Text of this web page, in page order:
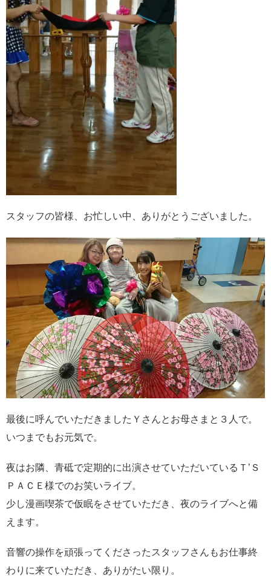
スタッフの皆様、お忙しい中、ありがとうございました。
最後に呼んでいただきましたＹさんとお母さまと３人で。
いつまでもお元気で。
夜はお隣、青砥で定期的に出演させていただいているＴ’Ｓ
ＰＡＣＥ様でのお笑いライブ。
少し漫画喫茶で仮眠をさせていただき、夜のライブへと備
えます。
音響の操作を頑張ってくださったスタッフさんもお仕事終
わりに来ていただき、ありがたい限り。